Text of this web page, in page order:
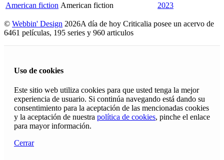
American fiction American fiction 2023
© Webbin' Design 2026A día de hoy Criticalia posee un acervo de
6461 películas, 195 series y 960 articulos
Uso de cookies
Este sitio web utiliza cookies para que usted tenga la mejor
experiencia de usuario. Si continúa navegando está dando su
consentimiento para la aceptación de las mencionadas cookies
y la aceptación de nuestra política de cookies, pinche el enlace
para mayor información.
Cerrar